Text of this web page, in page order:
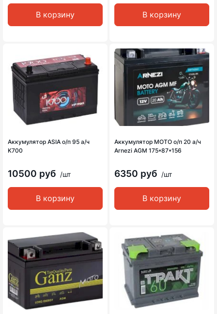
В корзину В корзину
Аккумулятор ASIA о/п 95 а/ч
K700
10500 руб /шт
В корзину
Аккумулятор MOTO о/п 20 а/ч
Arnezi AGM 175*87*156
6350 руб /шт
В корзину